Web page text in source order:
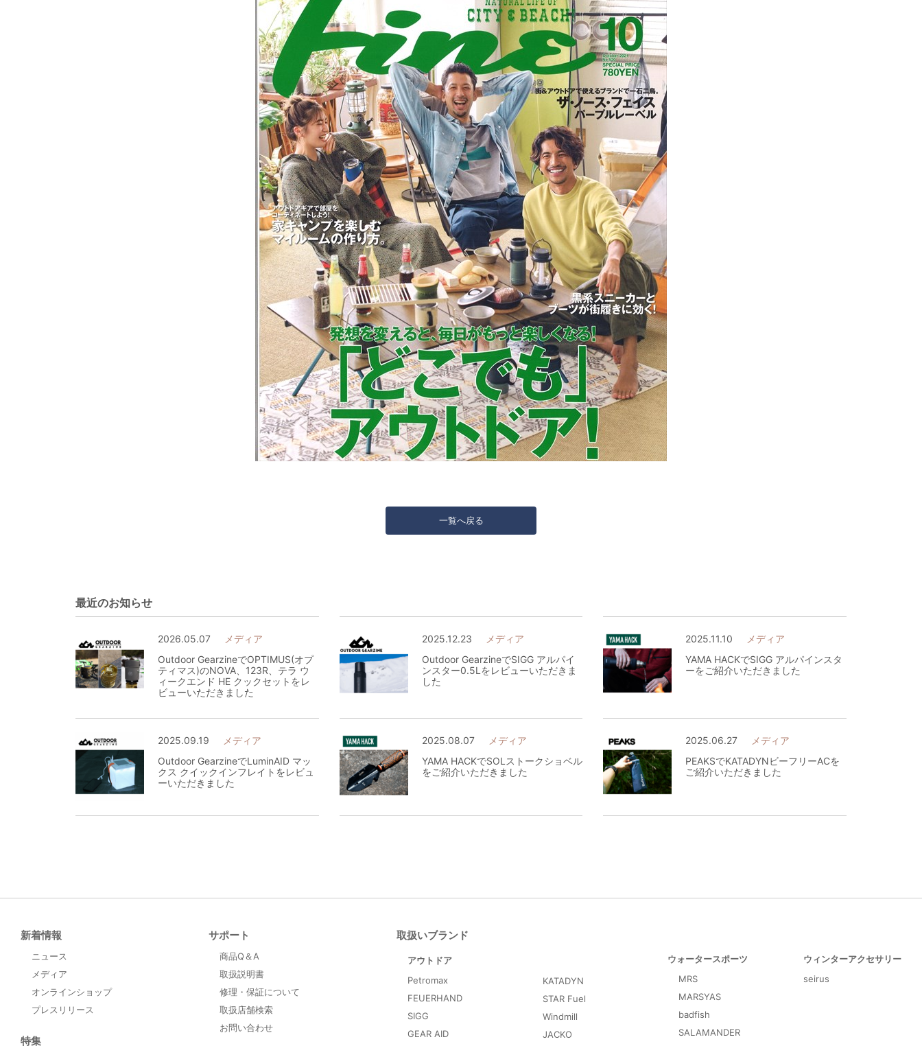
一覧へ戻る
最近のお知らせ
2026.05.07
メディア
Outdoor GearzineでOPTIMUS(オプ
ティマス)のNOVA、123R、テラ ウ
ィークエンド HE クックセットをレ
ビューいただきました
2025.12.23
メディア
Outdoor GearzineでSIGG アルパイ
ンスター0.5Lをレビューいただきま
した
2025.11.10
メディア
YAMA HACKでSIGG アルパインスタ
ーをご紹介いただきました
2025.09.19
メディア
Outdoor GearzineでLuminAID マッ
クス クイックインフレイトをレビュ
ーいただきました
2025.08.07
メディア
YAMA HACKでSOLストークショベル
をご紹介いただきました
2025.06.27
メディア
PEAKSでKATADYNビーフリーACを
ご紹介いただきました
新着情報
ニュース
メディア
オンラインショップ
プレスリリース
特集
サポート
商品Q＆A
取扱説明書
修理・保証について
取扱店舗検索
お問い合わせ
取扱いブランド
アウトドア
Petromax
FEUERHAND
SIGG
GEAR AID
KATADYN
STAR Fuel
Windmill
JACKO
ウォータースポーツ
MRS
MARSYAS
badfish
SALAMANDER
ウィンターアクセサリー
seirus